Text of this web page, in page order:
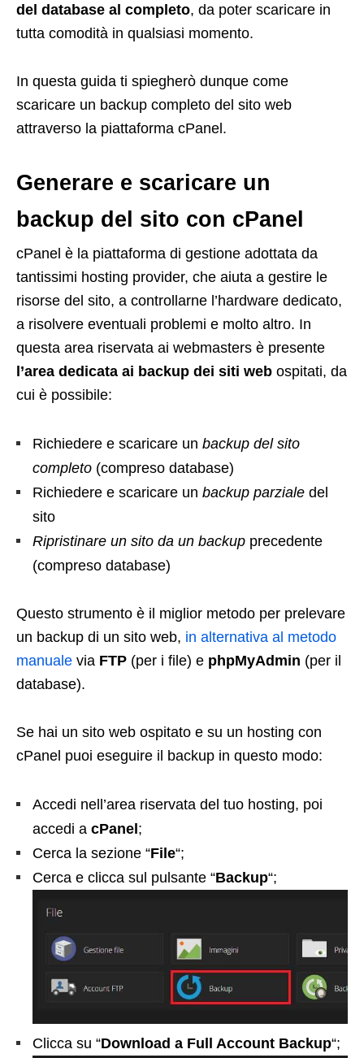
del database al completo, da poter scaricare in
tutta comodità in qualsiasi momento.
In questa guida ti spiegherò dunque come
scaricare un backup completo del sito web
attraverso la piattaforma cPanel.
Generare e scaricare un
backup del sito con cPanel
cPanel è la piattaforma di gestione adottata da
tantissimi hosting provider, che aiuta a gestire le
risorse del sito, a controllarne l’hardware dedicato,
a risolvere eventuali problemi e molto altro. In
questa area riservata ai webmasters è presente
l’area dedicata ai backup dei siti web ospitati, da
cui è possibile:
Richiedere e scaricare un backup del sito
completo (compreso database)
Richiedere e scaricare un backup parziale del
sito
Ripristinare un sito da un backup precedente
(compreso database)
Questo strumento è il miglior metodo per prelevare
un backup di un sito web, in alternativa al metodo
manuale via FTP (per i file) e phpMyAdmin (per il
database).
Se hai un sito web ospitato e su un hosting con
cPanel puoi eseguire il backup in questo modo:
Accedi nell’area riservata del tuo hosting, poi
accedi a cPanel;
Cerca la sezione “File“;
Cerca e clicca sul pulsante “Backup“;
Clicca su “Download a Full Account Backup“;